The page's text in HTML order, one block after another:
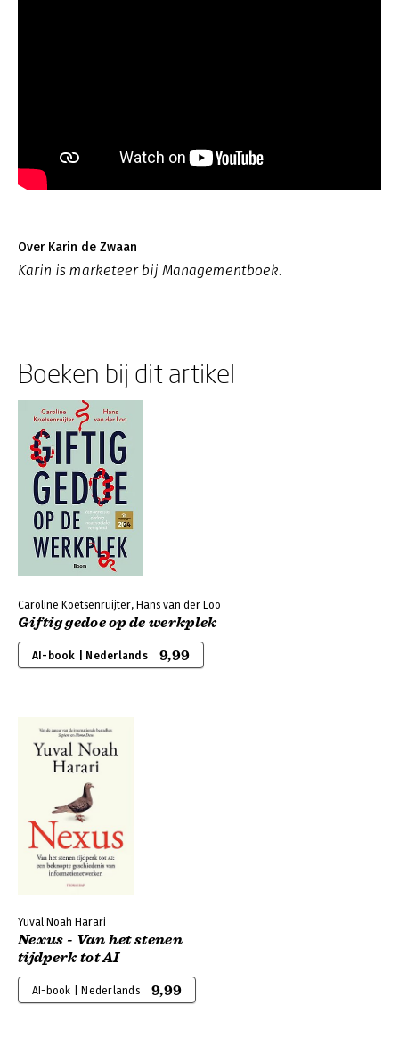
Over Karin de Zwaan
Karin is marketeer bij Managementboek.
Boeken bij dit artikel
Caroline Koetsenruijter, Hans van der Loo
Giftig gedoe op de werkplek
AI-book | Nederlands 9,99
Yuval Noah Harari
Nexus - Van het stenen
tijdperk tot AI
AI-book | Nederlands 9,99